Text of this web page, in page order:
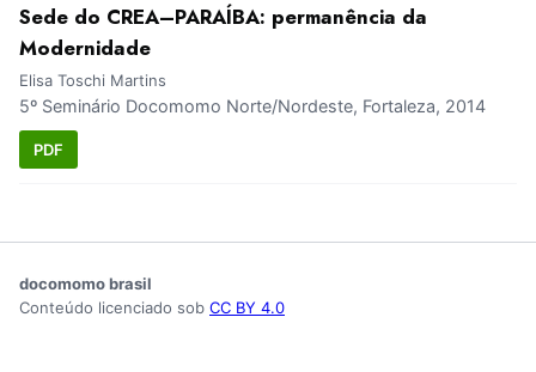
Sede do CREA–PARAÍBA: permanência da
Modernidade
Elisa Toschi Martins
5º Seminário Docomomo Norte/Nordeste, Fortaleza, 2014
PDF
docomomo brasil
Conteúdo licenciado sob CC BY 4.0